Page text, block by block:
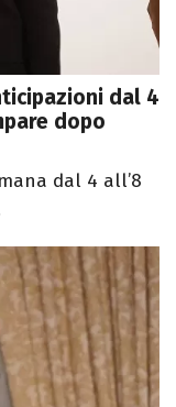
dal 4
dopo
dal 4 all’8